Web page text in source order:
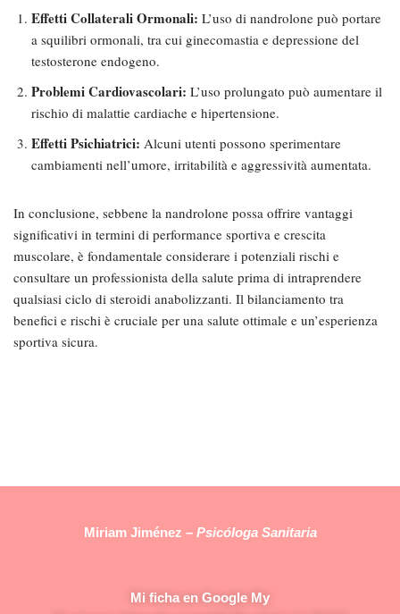
Effetti Collaterali Ormonali: L’uso di nandrolone può portare
a squilibri ormonali, tra cui ginecomastia e depressione del
testosterone endogeno.
Problemi Cardiovascolari: L’uso prolungato può aumentare il
rischio di malattie cardiache e hipertensione.
Effetti Psichiatrici: Alcuni utenti possono sperimentare
cambiamenti nell’umore, irritabilità e aggressività aumentata.
In conclusione, sebbene la nandrolone possa offrire vantaggi
significativi in termini di performance sportiva e crescita
muscolare, è fondamentale considerare i potenziali rischi e
consultare un professionista della salute prima di intraprendere
qualsiasi ciclo di steroidi anabolizzanti. Il bilanciamento tra
benefici e rischi è cruciale per una salute ottimale e un’esperienza
sportiva sicura.
Miriam Jiménez –Psicóloga Sanitaria
Mi ficha en Google My